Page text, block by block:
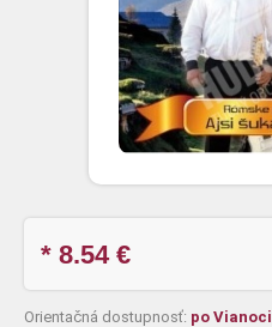
* 8.54€
Orientačná dostupnosť: po